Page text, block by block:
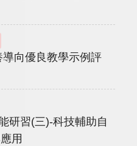
向優良教學示例評
研習(三)-科技輔助自
用